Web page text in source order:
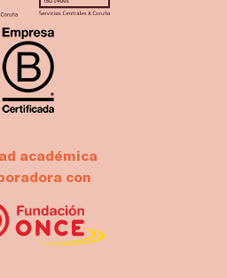
académica
con